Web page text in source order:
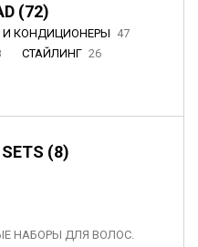
(72)
КОНДИЦИОНЕРЫ 47
СТАЙЛИНГ 26
(8)
НАБОРЫ ДЛЯ ВОЛОС.